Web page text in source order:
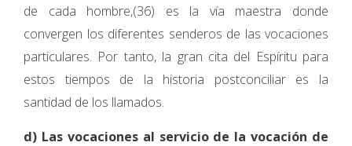
de cada hombre,(36) es la vía maestra donde
convergen los diferentes senderos de las vocaciones
particulares. Por tanto, la gran cita del Espíritu para
estos tiempos de la historia postconciliar es la
santidad de los llamados.
d) Las vocaciones al servicio de la vocación de